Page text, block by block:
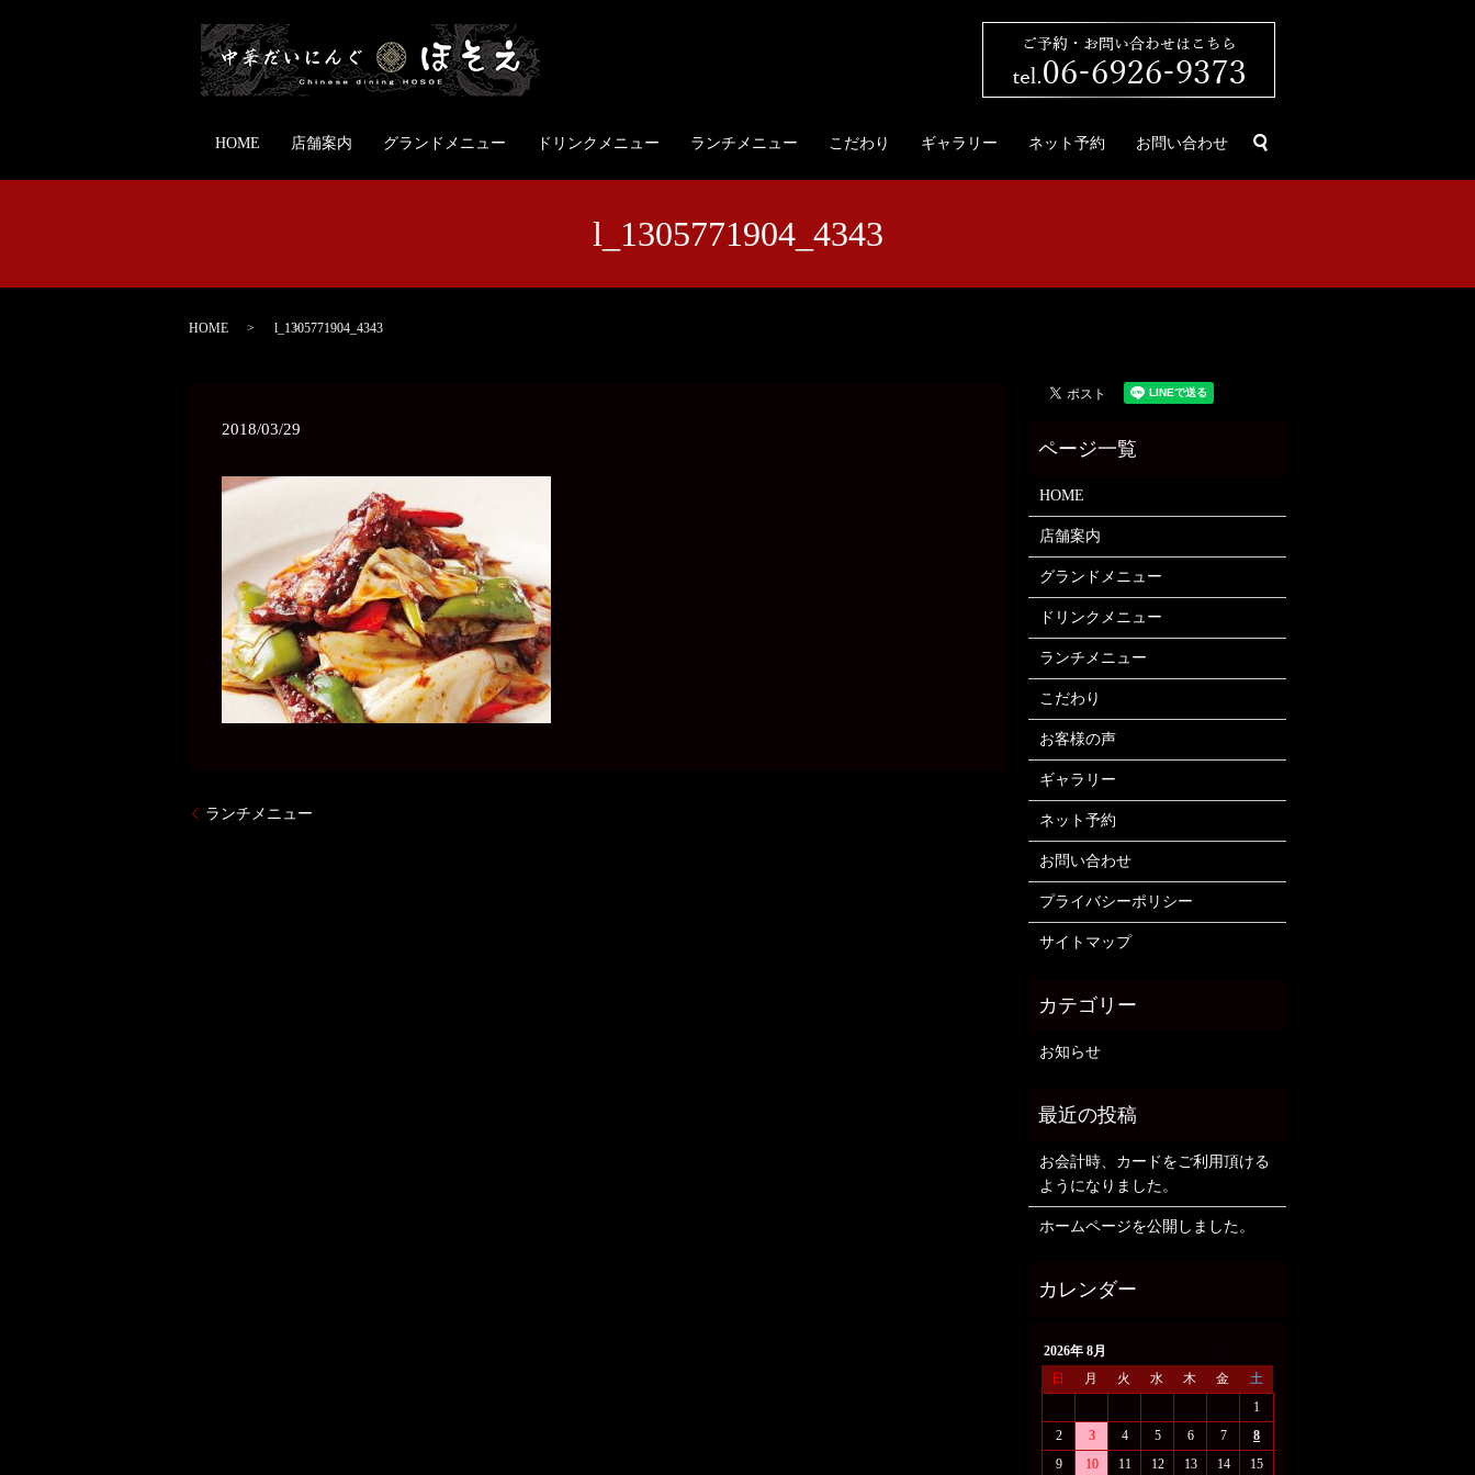
HOME 店舗案内 グランドメニュー ドリンクメニュー ランチメニュー こだわり ギャラリー ネット予約 お問い合わせ
l_1305771904_4343
HOME l_1305771904_4343
2018/03/29
ランチメニュー
HOME
店舗案内
グランドメニュー
ドリンクメニュー
ランチメニュー
こだわり
お客様の声
ギャラリー
ネット予約
お問い合わせ
プライバシーポリシー
サイトマップ
お知らせ
お会計時、カードをご利用頂ける
ようになりました。
ホームページを公開しました。
2026年 8月
日
月 火 水 木 金
土
1
2
3 4 5 6 7
8
9
10 11 12 13 14 15